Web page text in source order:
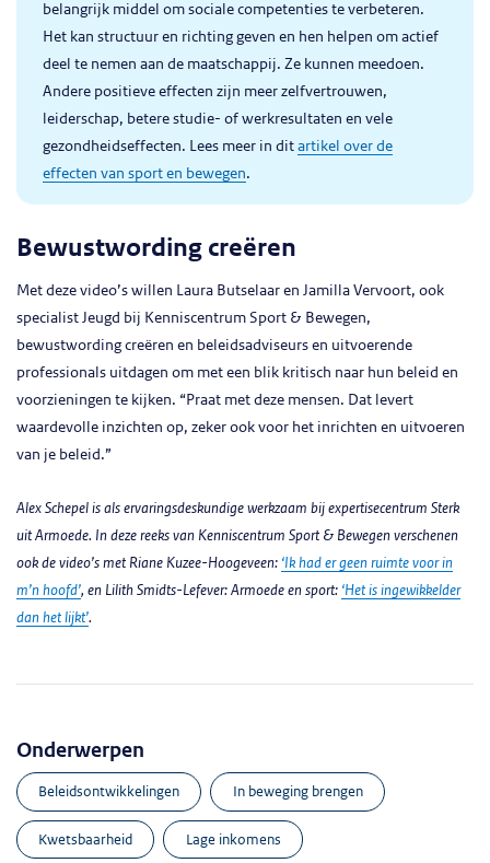
belangrijk middel om sociale competenties te verbeteren.
Het kan structuur en richting geven en hen helpen om actief
deel te nemen aan de maatschappij. Ze kunnen meedoen.
Andere positieve effecten zijn meer zelfvertrouwen,
leiderschap, betere studie- of werkresultaten en vele
gezondheidseffecten. Lees meer in ditartikel over de
effecten van sport en bewegen.
Bewustwording creëren
Met deze video’s willen Laura Butselaar en Jamilla Vervoort, ook
specialist Jeugd bij Kenniscentrum Sport & Bewegen,
bewustwording creëren en beleidsadviseurs en uitvoerende
professionals uitdagen om met een blik kritisch naar hun beleid en
voorzieningen te kijken. “Praat met deze mensen. Dat levert
waardevolle inzichten op, zeker ook voor het inrichten en uitvoeren
van je beleid.”
Alex Schepel is als ervaringsdeskundige werkzaam bij expertisecentrum Sterk
uit Armoede. In deze reeks van Kenniscentrum Sport & Bewegen verschenen
ook de video’s met Riane Kuzee-Hoogeveen: ‘Ik had er geen ruimte voor in
m’n hoofd’, en Lilith Smidts-Lefever: Armoede en sport: ‘Het is ingewikkelder
dan het lijkt’.
Onderwerpen
beleidsontwikkelingen in beweging brengen
kwetsbaarheid lage inkomens